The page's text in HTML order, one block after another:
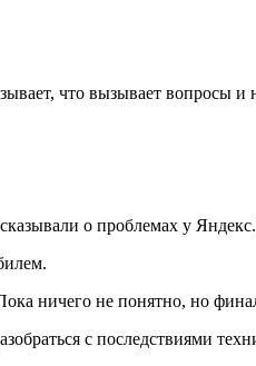
что вызывает вопросы и
о проблемах у
ничего не понятно, но
с последствиями